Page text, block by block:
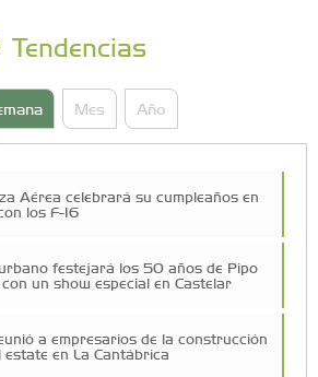
Tendencias
Mes Año
Aérea celebrará su cumpleaños en
los F-16
festejará los 50 años de Pipo
un show especial en Castelar
a empresarios de la construcción
estate en La Cantábrica